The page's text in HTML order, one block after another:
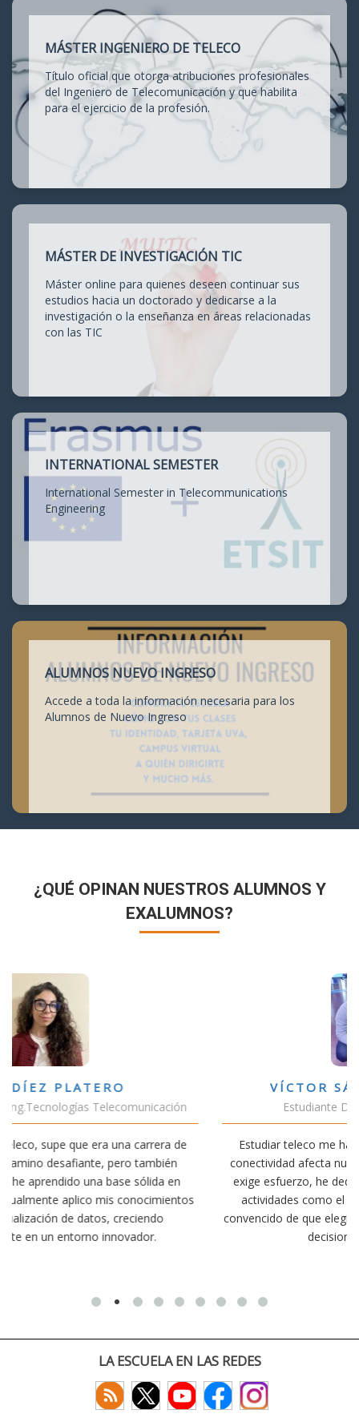
MÁSTER INGENIERO DE TELECO
Título oficial que otorga atribuciones profesionales
del Ingeniero de Telecomunicación y que habilita
para el ejercicio de la profesión.
MÁSTER DE INVESTIGACIÓN TIC
Máster online para quienes deseen continuar sus
estudios hacia un doctorado y dedicarse a la
investigación o la enseñanza en áreas relacionadas
con las TIC
INTERNATIONAL SEMESTER
International Semester in Telecommunications
Engineering
ALUMNOS NUEVO INGRESO
Accede a toda la información necesaria para los
Alumnos de Nuevo Ingreso
¿QUÉ OPINAN NUESTROS ALUMNOS Y
EXALUMNOS?
VÍCTOR SÁNCHEZ VALENCIA
Estudiante Doble Grado Teleco-ADE
Estudiar teleco me ha permitido comprender cómo la
conectividad afecta nuestra vida diaria. Aunque la carrera
exige esfuerzo, he dedicado parte de mi tiempo a otras
actividades como el salvamento y socorrismo. Estoy
convencido de que elegir teleco ha sido una de las mejores
decisiones que he tomado.
LA ESCUELA EN LAS REDES